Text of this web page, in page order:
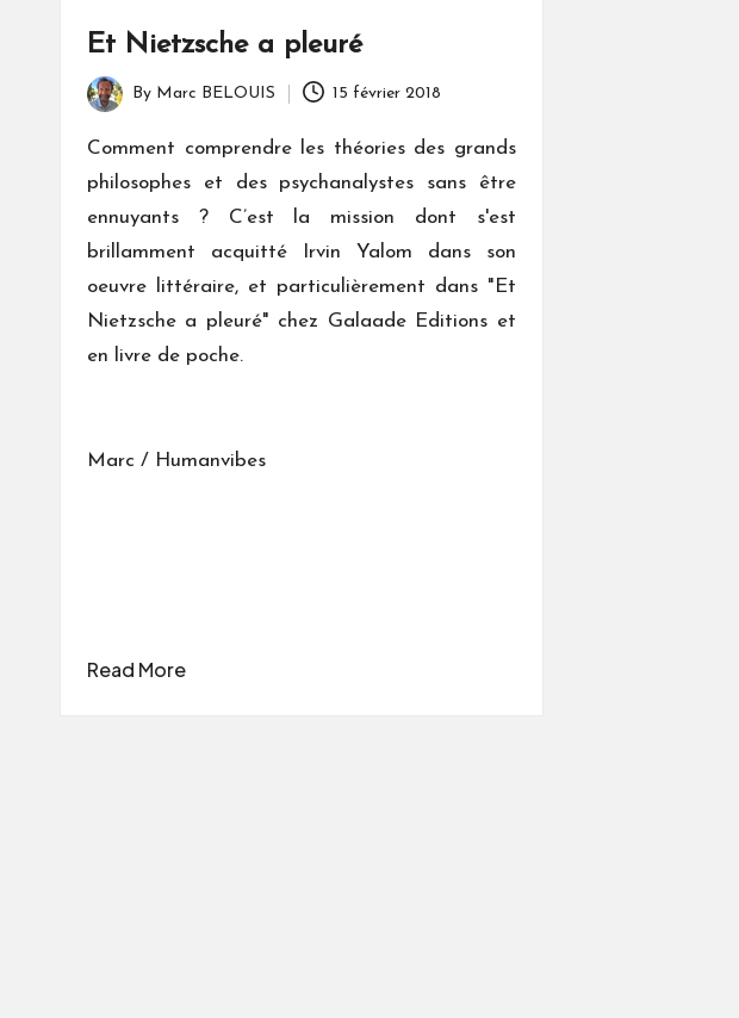
Et Nietzsche a pleuré
Posted
by
By Marc BELOUIS 15 février 2018
Comment comprendre les théories des grands
philosophes et des psychanalystes sans être
ennuyants ? C’est la mission dont s'est
brillamment acquitté Irvin Yalom dans son
oeuvre littéraire, et particulièrement dans "Et
Nietzsche a pleuré" chez Galaade Editions et
en livre de poche.
Marc / Humanvibes
Read More